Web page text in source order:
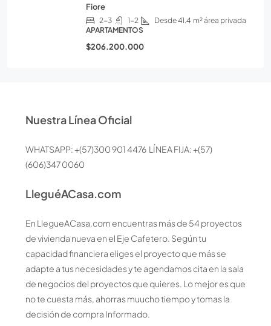
Fiore
2-3 1-2 Desde 41.4 m² área privada
APARTAMENTOS
$206.200.000
Nuestra Línea Oficial
WHATSAPP: +(57)300 901 4476 LÍNEA FIJA: +(57)
(606)347 0060
LleguéACasa.com
En LlegueACasa.com encuentras más de 54 proyectos
de vivienda nueva en el Eje Cafetero. Según tu
capacidad financiera eliges el proyecto que más se
adapte a tus necesidades y te agendamos cita en la sala
de negocios del proyectos que quieres. Lo mejor es que
no te cuesta más, ahorras muucho tiempo y tomas la
decisión de compra Informado.